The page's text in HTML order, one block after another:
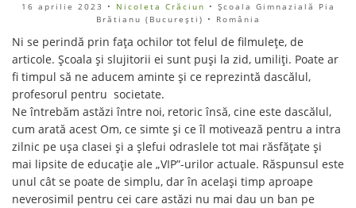
16 aprilie 2023 • Nicoleta Crăciun • Școala Gimnazială Pia
Brătianu (Bucureşti) • România
Ni se perindă prin fața ochilor tot felul de filmulețe, de
articole. Școala și slujitorii ei sunt puși la zid, umiliți. Poate ar
fi timpul să ne aducem aminte și ce reprezintă dascălul,
profesorul pentru societate.
Ne întrebăm astăzi între noi, retoric însă, cine este dascălul,
cum arată acest Om, ce simte și ce îl motivează pentru a intra
zilnic pe ușa clasei și a șlefui odraslele tot mai răsfățate și
mai lipsite de educație ale „VIP”-urilor actuale. Răspunsul este
unul cât se poate de simplu, dar în același timp aproape
neverosimil pentru cei care astăzi nu mai dau un ban pe